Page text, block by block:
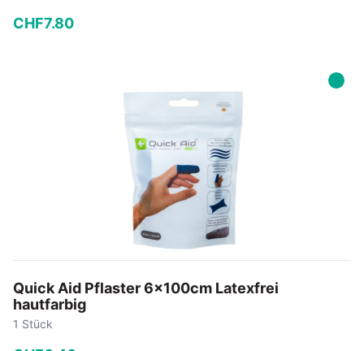
CHF7.80
In den Warenkorb
Quick Aid Pflaster 6x100cm Latexfrei
hautfarbig
1 Stück